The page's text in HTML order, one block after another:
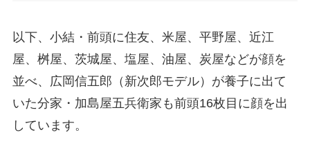
以下、小結・前頭に住友、米屋、平野屋、近江
屋、桝屋、茨城屋、塩屋、油屋、炭屋などが顔を
並べ、広岡信五郎（新次郎モデル）が養子に出て
いた分家・加島屋五兵衛家も前頭16枚目に顔を出
しています。